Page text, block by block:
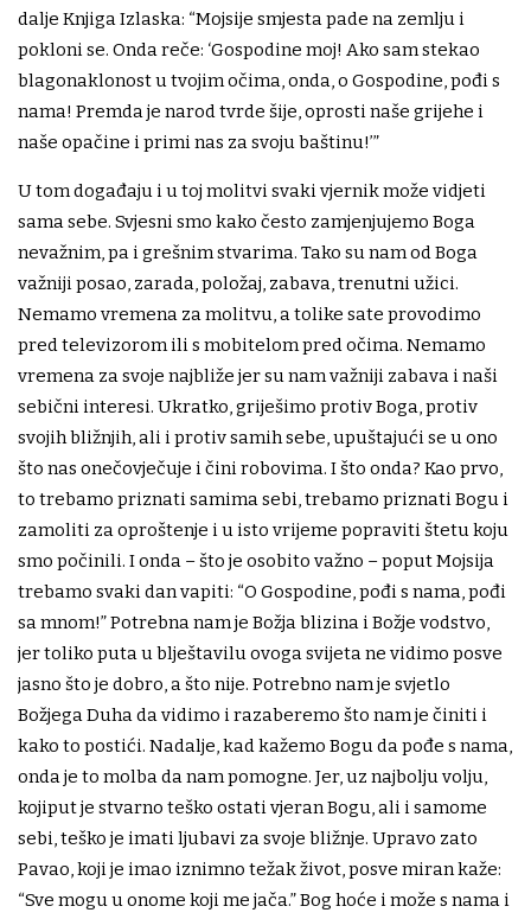
dalje Knjiga Izlaska: “Mojsije smjesta pade na zemlju i
pokloni se. Onda reče: ‘Gospodine moj! Ako sam stekao
blagonaklonost u tvojim očima, onda, o Gospodine, pođi s
nama! Premda je narod tvrde šije, oprosti naše grijehe i
naše opačine i primi nas za svoju baštinu!’”
U tom događaju i u toj molitvi svaki vjernik može vidjeti
sama sebe. Svjesni smo kako često zamjenjujemo Boga
nevažnim, pa i grešnim stvarima. Tako su nam od Boga
važniji posao, zarada, položaj, zabava, trenutni užici.
Nemamo vremena za molitvu, a tolike sate provodimo
pred televizorom ili s mobitelom pred očima. Nemamo
vremena za svoje najbliže jer su nam važniji zabava i naši
sebični interesi. Ukratko, griješimo protiv Boga, protiv
svojih bližnjih, ali i protiv samih sebe, upuštajući se u ono
što nas onečovječuje i čini robovima. I što onda? Kao prvo,
to trebamo priznati samima sebi, trebamo priznati Bogu i
zamoliti za oproštenje i u isto vrijeme popraviti štetu koju
smo počinili. I onda – što je osobito važno – poput Mojsija
trebamo svaki dan vapiti: “O Gospodine, pođi s nama, pođi
sa mnom!” Potrebna nam je Božja blizina i Božje vodstvo,
jer toliko puta u blještavilu ovoga svijeta ne vidimo posve
jasno što je dobro, a što nije. Potrebno nam je svjetlo
Božjega Duha da vidimo i razaberemo što nam je činiti i
kako to postići. Nadalje, kad kažemo Bogu da pođe s nama,
onda je to molba da nam pomogne. Jer, uz najbolju volju,
kojiput je stvarno teško ostati vjeran Bogu, ali i samome
sebi, teško je imati ljubavi za svoje bližnje. Upravo zato
Pavao, koji je imao iznimno težak život, posve miran kaže:
“Sve mogu u onome koji me jača.” Bog hoće i može s nama i